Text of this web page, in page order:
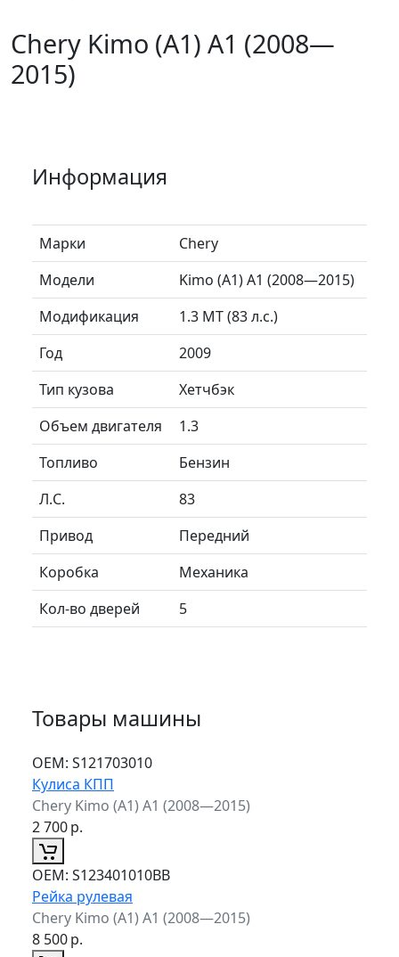
Chery Kimo (A1) A1 (2008—
2015)
Информация
Марки
Chery
Модели
Kimo (A1) A1 (2008—2015)
Модификация
1.3 MT (83 л.с.)
Год
2009
Тип кузова
Хетчбэк
Объем двигателя
1.3
Топливо
Бензин
Л.C.
83
Привод
Передний
Коробка
Механика
Кол-во дверей
5
Товары машины
ОЕМ: S121703010
Кулиса КПП
Chery Kimo (A1) A1 (2008—2015)
2 700р.
ОЕМ: S123401010BB
Рейка рулевая
Chery Kimo (A1) A1 (2008—2015)
8 500р.